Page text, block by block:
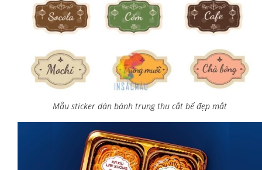
Mẫu sticker dán bánh trung thu cắt bế đẹp mắt